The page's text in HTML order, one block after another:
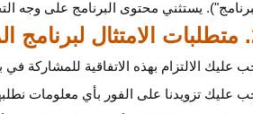
يستثني محتوى البرنامج على وجه
عليك الالتزام بهذه الاتفاقية للمشاركة
عليك تزويدنا على الفور بأي معلومات